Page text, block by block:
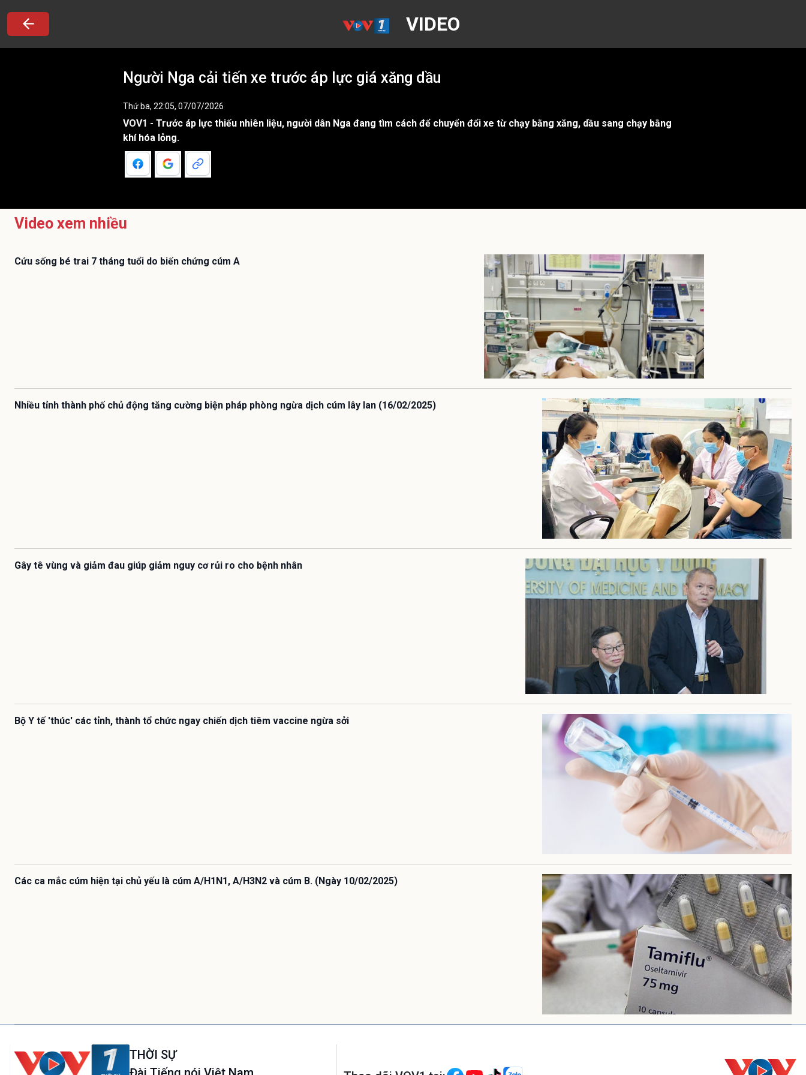
VIDEO
Người Nga cải tiến xe trước áp lực giá xăng dầu
Thứ ba, 22:05, 07/07/2026
VOV1 - Trước áp lực thiếu nhiên liệu, người dân Nga đang tìm cách để chuyển đổi xe từ chạy bằng xăng, dầu sang chạy bằng
khí hóa lỏng.
Video xem nhiều
Cứu sống bé trai 7 tháng tuổi do biến chứng cúm A
Nhiều tỉnh thành phố chủ động tăng cường biện pháp phòng ngừa dịch cúm lây lan (16/02/2025)
Gây tê vùng và giảm đau giúp giảm nguy cơ rủi ro cho bệnh nhân
Bộ Y tế 'thúc' các tỉnh, thành tổ chức ngay chiến dịch tiêm vaccine ngừa sởi
Các ca mắc cúm hiện tại chủ yếu là cúm A/H1N1, A/H3N2 và cúm B. (Ngày 10/02/2025)
THỜI SỰ